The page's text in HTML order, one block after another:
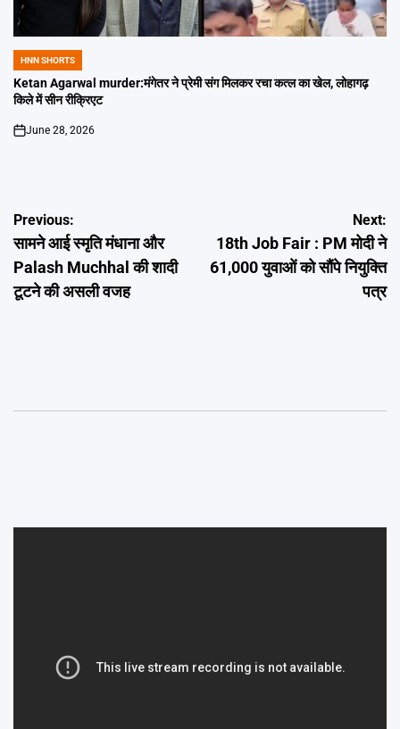
POSTED
IN
HNN SHORTS
Ketan Agarwal murder:मंगेतर ने प्रेमी संग मिलकर रचा कत्ल का खेल, लोहागढ़
किले में सीन रीक्रिएट
on
June 28, 2026
Post
navigation
Previous:
सामने आई स्मृति मंधाना और
Palash Muchhal की शादी
टूटने की असली वजह
Next:
18th Job Fair : PM मोदी ने
61,000 युवाओं को सौंपे नियुक्ति
पत्र